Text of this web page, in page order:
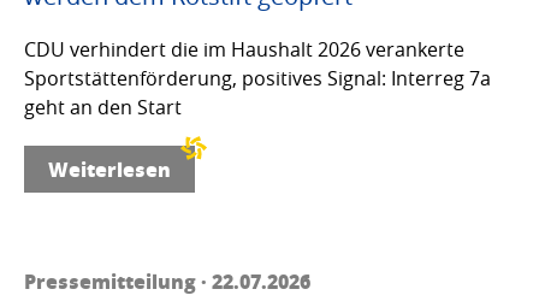
CDU verhindert die im Haushalt 2026 verankerte
Sportstättenförderung, positives Signal: Interreg 7a
geht an den Start
Weiterlesen
Pressemitteilung · 22.07.2026